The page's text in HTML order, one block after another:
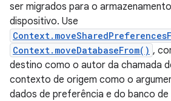
ser migrados para o
dispositivo. Use
Context.moveDatabaseFrom() ,
destino como o autor da chamada
contexto de origem como o
dados de preferência e do banco